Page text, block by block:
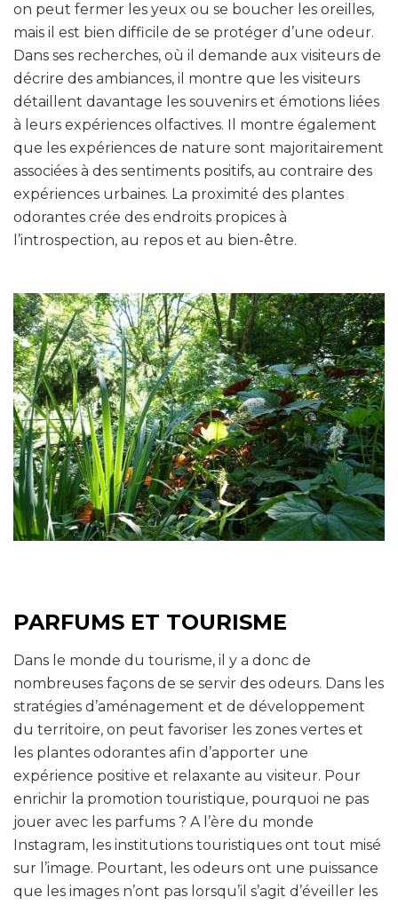
on peut fermer les yeux ou se boucher les oreilles,
mais il est bien difficile de se protéger d’une odeur.
Dans ses recherches, où il demande aux visiteurs de
décrire des ambiances, il montre que les visiteurs
détaillent davantage les souvenirs et émotions liées
à leurs expériences olfactives. Il montre également
que les expériences de nature sont majoritairement
associées à des sentiments positifs, au contraire des
expériences urbaines. La proximité des plantes
odorantes crée des endroits propices à
l’introspection, au repos et au bien-être.
PARFUMS ET TOURISME
Dans le monde du tourisme, il y a donc de
nombreuses façons de se servir des odeurs. Dans les
stratégies d’aménagement et de développement
du territoire, on peut favoriser les zones vertes et
les plantes odorantes afin d’apporter une
expérience positive et relaxante au visiteur. Pour
enrichir la promotion touristique, pourquoi ne pas
jouer avec les parfums ? A l’ère du monde
Instagram, les institutions touristiques ont tout misé
sur l’image. Pourtant, les odeurs ont une puissance
que les images n’ont pas lorsqu’il s’agit d’éveiller les